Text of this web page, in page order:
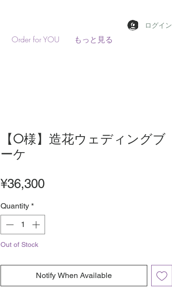
Order for YOU もっと見る
ログイン
【O様】造花ウェディングブ
ーケ
¥36,300Price
Quantity *
Out of Stock
Notify When Available